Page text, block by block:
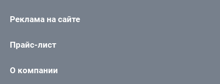
Реклама на сайте
Прайс-лист
О компании